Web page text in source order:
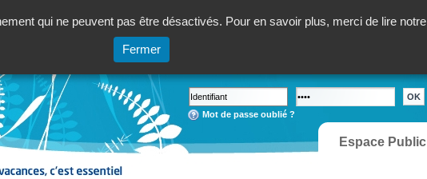
qui ne peuvent pas être désactivés. Pour en savoir plus, merci de lire notre
Fermer
Mot de passe oublié ?
Espace Public